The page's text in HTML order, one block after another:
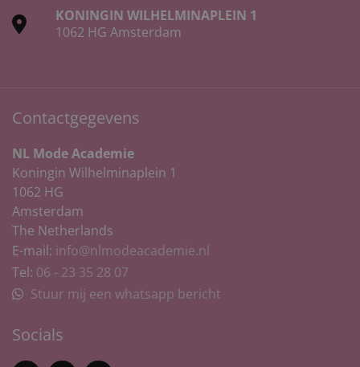
KONINGIN WILHELMINAPLEIN 1
1062 HG Amsterdam
Contactgegevens
NL Mode Academie
Koningin Wilhelminaplein 1
1062 HG
Amsterdam
The Netherlands
E-mail: info@nlmodeacademie.nl
Tel: 06 - 23 35 28 07
Stuur mij een whatsapp bericht
Socials